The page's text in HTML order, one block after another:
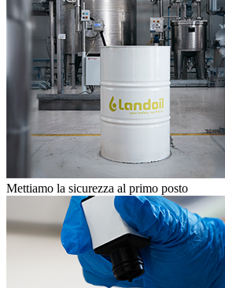
Mettiamo la sicurezza al primo posto